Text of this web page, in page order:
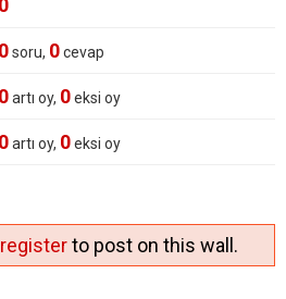
0
0soru, 0cevap
0artı oy, 0eksi oy
0artı oy, 0eksi oy
registerto post on this wall.